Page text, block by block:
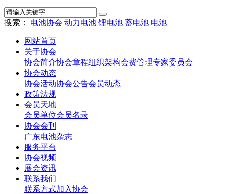
搜索： 电池协会 动力电池 锂电池 蓄电池 电池
网站首页
关于协会
协会简介协会章程组织架构会费管理专家委员会
协会动态
协会活动协会公告会员动态
政策法规
会员天地
会员单位会员名录
协会会刊
广东电池杂志
服务平台
协会视频
展会资讯
联系我们
联系方式加入协会